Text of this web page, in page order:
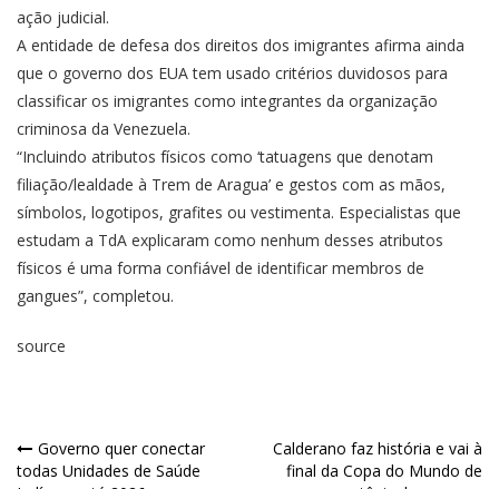
ação judicial.
A entidade de defesa dos direitos dos imigrantes afirma ainda
que o governo dos EUA tem usado critérios duvidosos para
classificar os imigrantes como integrantes da organização
criminosa da Venezuela.
“Incluindo atributos físicos como ‘tatuagens que denotam
filiação/lealdade à Trem de Aragua’ e gestos com as mãos,
símbolos, logotipos, grafites ou vestimenta. Especialistas que
estudam a TdA explicaram como nenhum desses atributos
físicos é uma forma confiável de identificar membros de
gangues”, completou.
source
Governo quer conectar
todas Unidades de Saúde
Calderano faz história e vai à
final da Copa do Mundo de